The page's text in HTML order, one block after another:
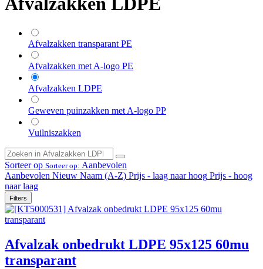
Afvalzakken transparant PE
Afvalzakken met A-logo PE
Afvalzakken LDPE
Geweven puinzakken met A-logo PP
Vuilniszakken
Sorteer op Sorteer op: Aanbevolen
Aanbevolen Nieuw Naam (A-Z) Prijs - laag naar hoog Prijs - hoog
naar laag
Filters
Afvalzak onbedrukt LDPE 95x125 60mu
transparant